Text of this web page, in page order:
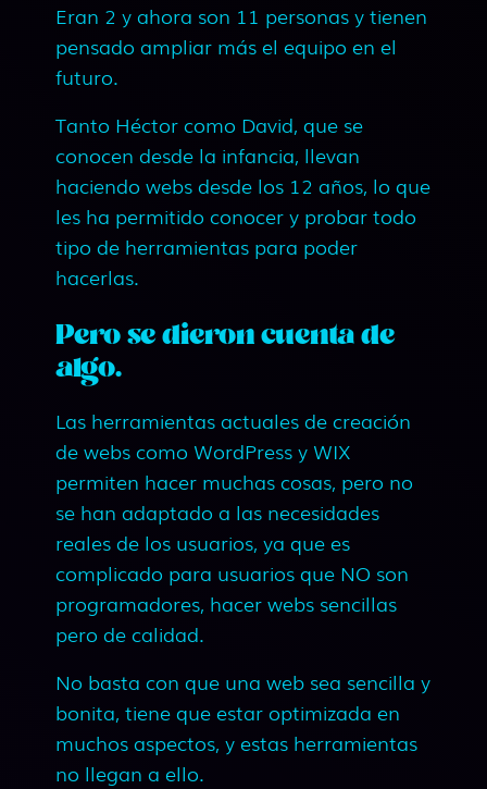
Eran 2 y ahora son 11 personas y tienen
pensado ampliar más el equipo en el
futuro.
Tanto Héctor como David, que se
conocen desde la infancia, llevan
haciendo webs desde los 12 años, lo que
les ha permitido conocer y probar todo
tipo de herramientas para poder
hacerlas.
Pero se dieron cuenta de
algo.
Las herramientas actuales de creación
de webs como WordPress y WIX
permiten hacer muchas cosas, pero no
se han adaptado a las necesidades
reales de los usuarios, ya que es
complicado para usuarios que NO son
programadores, hacer webs sencillas
pero de calidad.
No basta con que una web sea sencilla y
bonita, tiene que estar optimizada en
muchos aspectos, y estas herramientas
no llegan a ello.